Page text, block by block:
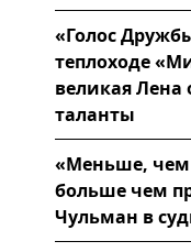
«Голос
теплоходе
великая
таланты
«Меньше, чем
больше чем
Чульман в